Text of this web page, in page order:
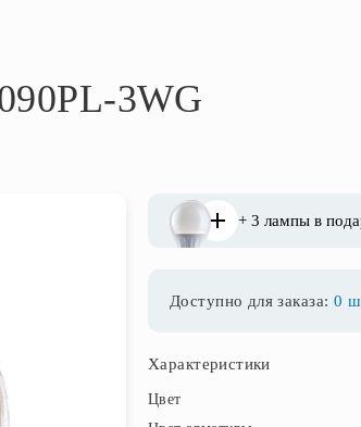
3WG
+ 3 лампы в
Доступно для заказа: 0
Характеристики
Цвет